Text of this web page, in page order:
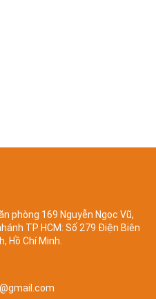
phòng 169 Nguyễn Ngọc Vũ,
TP HCM: Số 279 Điện Biên
Hồ Chí Minh.